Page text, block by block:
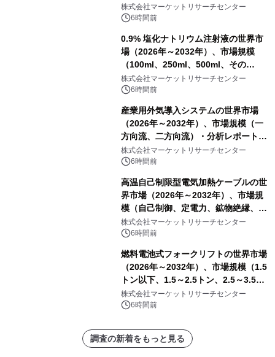
表
株式会社マーケットリサーチセンター
6時間前
0.9% 塩化ナトリウム注射液の世界市
場（2026年～2032年）、市場規模
（100ml、250ml、500ml、その
他）・分析レポートを発表
株式会社マーケットリサーチセンター
6時間前
産業用外気導入システムの世界市場
（2026年～2032年）、市場規模（一
方向流、二方向流）・分析レポートを
発表
株式会社マーケットリサーチセンター
6時間前
高温自己制限型電気加熱ケーブルの世
界市場（2026年～2032年）、市場規
模（自己制御、定電力、鉱物絶縁、表
皮効果）・分析レポートを発表
株式会社マーケットリサーチセンター
6時間前
燃料電池式フォークリフトの世界市場
（2026年～2032年）、市場規模（1.5
トン以下、1.5～2.5トン、2.5～3.5ト
ン、3.5～5.0トン、その他）・分析レ
ポートを発表
株式会社マーケットリサーチセンター
6時間前
調査の新着をもっと見る